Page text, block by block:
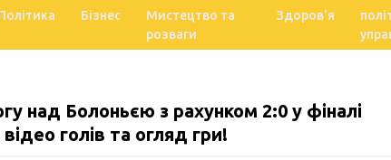
Бізнес
Мистецтво та
розваги
Здоров'я
над Болоньєю з рахунком 2:0 у фіналі
голів та огляд гри!